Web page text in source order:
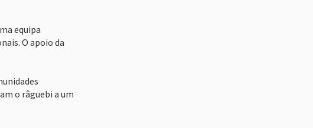
equipa
O apoio da
o râguebi a um